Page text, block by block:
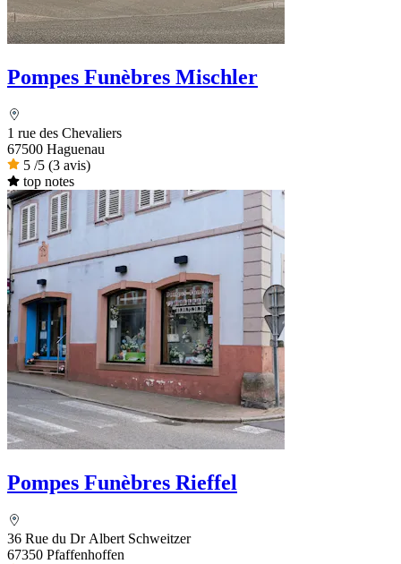
Pompes Funèbres Mischler
1 rue des Chevaliers
67500 Haguenau
5 /5 (3 avis)
top notes
Pompes Funèbres Rieffel
36 Rue du Dr Albert Schweitzer
67350 Pfaffenhoffen